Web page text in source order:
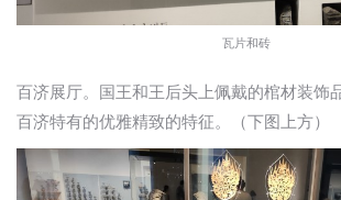
瓦片和砖
百济展厅。国王和王后头上佩戴的棺材装饰
百济特有的优雅精致的特征。（下图上方）